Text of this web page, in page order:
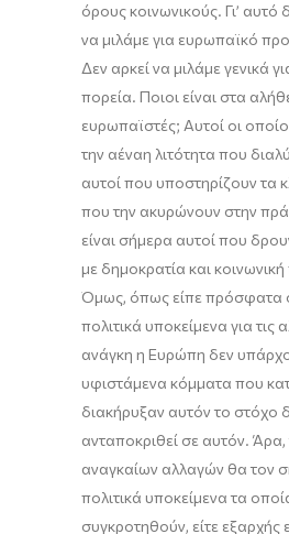
όρους κοινωνικούς. Γι’ αυτό
να μιλάμε για ευρωπαϊκό
Δεν αρκεί να μιλάμε γενικά
πορεία. Ποιοι είναι στα
ευρωπαϊστές; Αυτοί οι
την αέναη λιτότητα που
αυτοί που υποστηρίζουν τα
που την ακυρώνουν στην
είναι σήμερα αυτοί που
με δημοκρατία και
Όμως, όπως είπε πρόσφατα
πολιτικά υποκείμενα για τις
ανάγκη η Ευρώπη δεν
υφιστάμενα κόμματα που
διακήρυξαν αυτόν το στόχο
ανταποκριθεί σε αυτόν.
αναγκαίων αλλαγών θα τον
πολιτικά υποκείμενα τα
συγκροτηθούν, είτε εξαρχής